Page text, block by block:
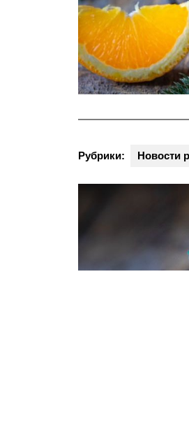
Рубрики: Новости